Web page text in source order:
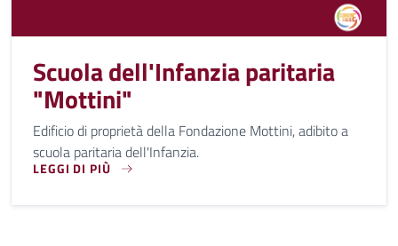
Scuola dell'Infanzia paritaria
"Mottini"
Edificio di proprietà della Fondazione Mottini, adibito a
scuola paritaria dell'Infanzia.
LEGGI DI PIÙ
EDIFICIO DI PROPRIETÀ DELLA FONDAZIONE MOTTINI,